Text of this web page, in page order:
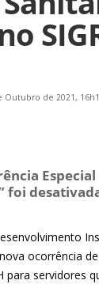
de 2021,
foi
ocorrência
para servidores